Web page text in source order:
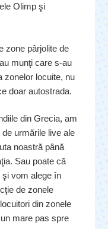
Olimp şi
zone pârjolite de
munţi care s-au
zonelor locuite, nu
doar autostrada.
din Grecia, am
urmările live ale
noastră până
Sau poate că
şi vom alege în
de zonele
din zonele
mare pas spre